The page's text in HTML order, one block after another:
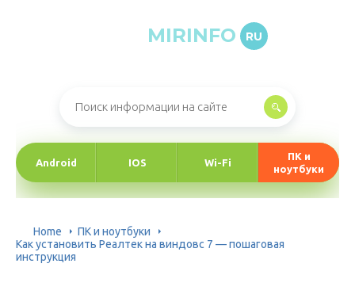
MIRINFO RU
Android IOS Wi-Fi
ПК и
ноутбуки
Home
ПК и ноутбуки
Как установить Реалтек на виндовс 7 — пошаговая
инструкция